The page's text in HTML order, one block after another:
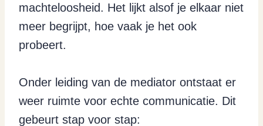
machteloosheid. Het lijkt alsof je elkaar niet
meer begrijpt, hoe vaak je het ook
probeert.
Onder leiding van de mediator ontstaat er
weer ruimte voor echte communicatie. Dit
gebeurt stap voor stap: